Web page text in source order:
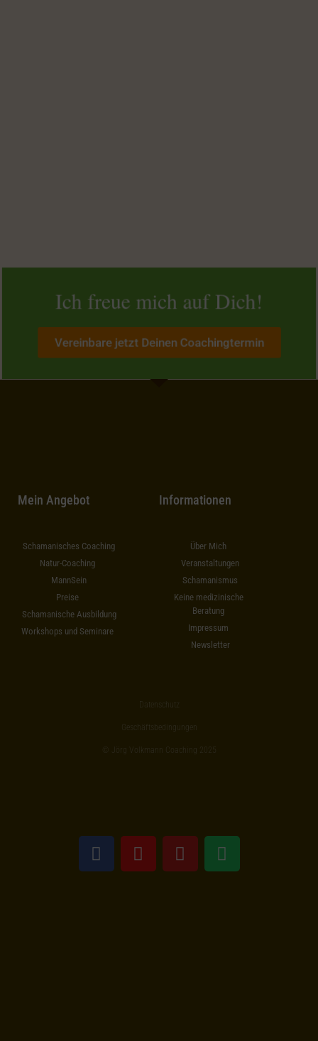
Ich freue mich auf Dich!
Vereinbare jetzt Deinen Coachingtermin
Mein Angebot
Schamanisches Coaching
Natur-Coaching
MannSein
Preise
Schamanische Ausbildung
Workshops und Seminare
Informationen
Über Mich
Veranstaltungen
Schamanismus
Keine medizinische
Beratung
Impressum
Newsletter
Datenschutz
Geschäftsbedingungen
© Jörg Volkmann Coaching 2025